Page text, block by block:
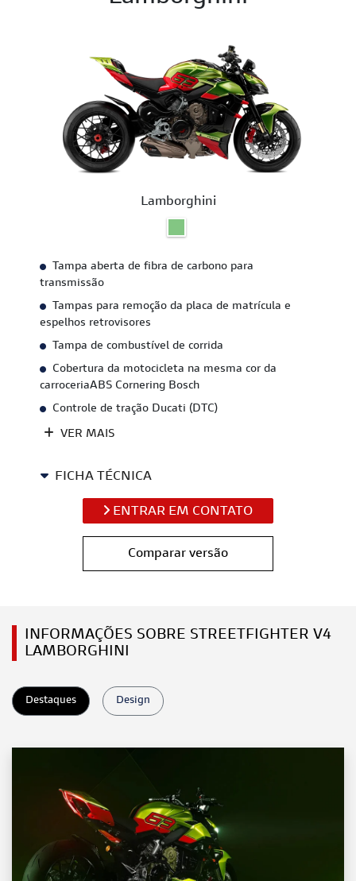
Lamborghini
Tampa aberta de fibra de carbono para
transmissão
Tampas para remoção da placa de matrícula e
espelhos retrovisores
Tampa de combustível de corrida
Cobertura da motocicleta na mesma cor da
carroceriaABS Cornering Bosch
Controle de tração Ducati (DTC)
VER MAIS
FICHA TÉCNICA
ENTRAR EM CONTATO
Comparar versão
INFORMAÇÕES SOBRE STREETFIGHTER V4
LAMBORGHINI
Destaques Design